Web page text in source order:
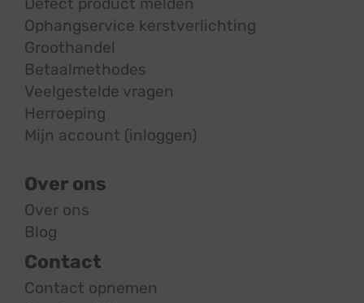
Ophangservice kerstverlichting
Groothandel
Betaalmethodes
Veelgestelde vragen
Herroeping
Mijn account (inloggen)
Over ons
Over ons
Blog
Contact
Contact opnemen